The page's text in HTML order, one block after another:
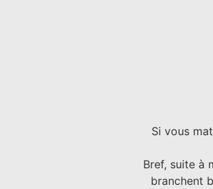
Si vous
Bref, suite à
branchent